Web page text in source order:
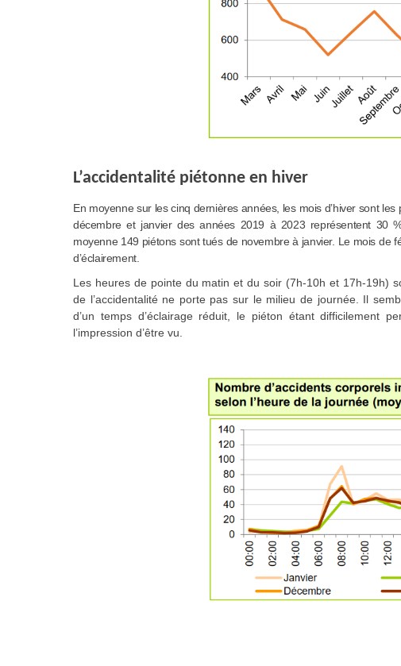
L’accidentalité piétonne en hiver
En moyenne sur les cinq dernières années, les mois d’hiver sont
décembre et janvier des années 2019 à 2023 représentent 30
moyenne 149 piétons sont tués de novembre à janvier. Le mois de
d’éclairement.
Les heures de pointe du matin et du soir (7h-10h et 17h-19h)
de l’accidentalité ne porte pas sur le milieu de journée. Il
d’un temps d’éclairage réduit, le piéton étant difficilement
l’impression d’être vu.